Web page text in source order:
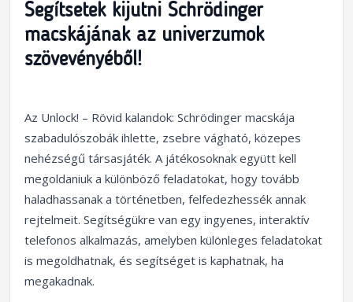
Segítsetek kijutni Schrödinger
macskájának az univerzumok
szövevényéből!
Az Unlock! – Rövid kalandok: Schrödinger macskája
szabadulószobák ihlette, zsebre vágható, közepes
nehézségű társasjáték. A játékosoknak együtt kell
megoldaniuk a különböző feladatokat, hogy tovább
haladhassanak a történetben, felfedezhessék annak
rejtelmeit. Segítségükre van egy ingyenes, interaktív
telefonos alkalmazás, amelyben különleges feladatokat
is megoldhatnak, és segítséget is kaphatnak, ha
megakadnak.